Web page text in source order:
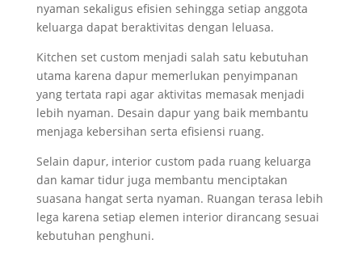
nyaman sekaligus efisien sehingga setiap anggota
keluarga dapat beraktivitas dengan leluasa.
Kitchen set custom menjadi salah satu kebutuhan
utama karena dapur memerlukan penyimpanan
yang tertata rapi agar aktivitas memasak menjadi
lebih nyaman. Desain dapur yang baik membantu
menjaga kebersihan serta efisiensi ruang.
Selain dapur, interior custom pada ruang keluarga
dan kamar tidur juga membantu menciptakan
suasana hangat serta nyaman. Ruangan terasa lebih
lega karena setiap elemen interior dirancang sesuai
kebutuhan penghuni.